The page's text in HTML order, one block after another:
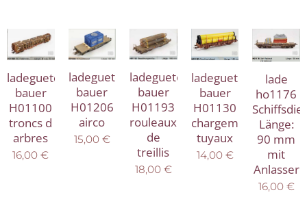
ladegueter
bauer
H01100
troncs d
arbres
16,00 €
ladegueter
bauer
H01206
airco
15,00€
ladegueter
bauer
H01193
rouleaux
de
treillis
18,00€
ladegueter
bauer
H01130
chargement
tuyaux
14,00€
lade
ho1176
Länge:
90 mm
mit
Anlasser
16,00€